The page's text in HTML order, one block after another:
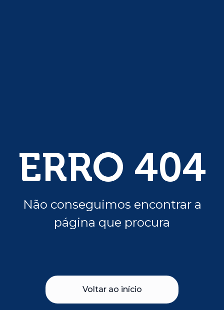
ERRO 404
Não conseguimos encontrar a
página que procura
Voltar ao início